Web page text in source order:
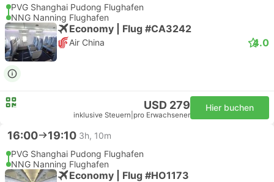
PVG Shanghai Pudong Flughafen
NNG Nanning Flughafen
Economy | Flug #CA3242
Air China 4.0
USD 279
inklusive Steuern pro Erwachsener
Hier buchen
16:00 19:10 3h, 10m
PVG Shanghai Pudong Flughafen
NNG Nanning Flughafen
Economy | Flug #HO1173